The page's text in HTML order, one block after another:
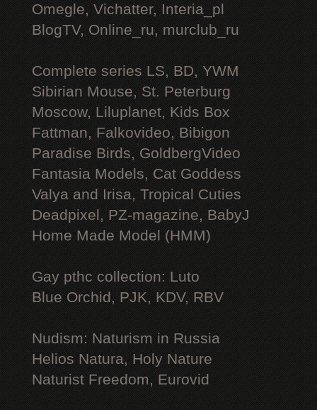
Omegle, Vichatter, Interia_pl
BlogTV, Online_ru, murclub_ru
Complete series LS, BD, YWM
Sibirian Mouse, St. Peterburg
Moscow, Liluplanet, Kids Box
Fattman, Falkovideo, Bibigon
Paradise Birds, GoldbergVideo
Fantasia Models, Cat Goddess
Valya and Irisa, Tropical Cuties
Deadpixel, PZ-magazine, BabyJ
Home Made Model (HMM)
Gay рthс collection: Luto
Blue Orchid, PJK, KDV, RBV
Nudism: Naturism in Russia
Helios Natura, Holy Nature
Naturist Freedom, Eurovid